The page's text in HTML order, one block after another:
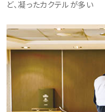
ど、凝ったカクテルが多い